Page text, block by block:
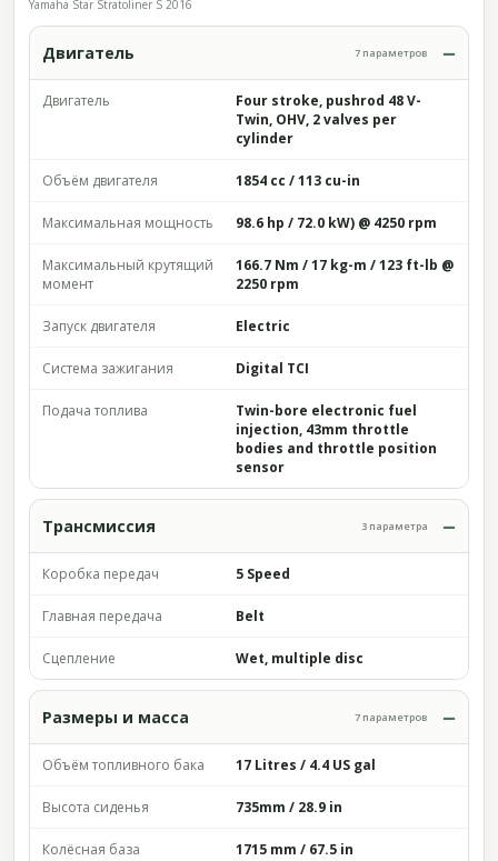
Yamaha Star Stratoliner S 2016
Двигатель 7 параметров
Двигатель
Four stroke, pushrod 48 V-
Twin, OHV, 2 valves per
cylinder
Объём двигателя 1854 cc / 113 cu-in
Максимальная мощность 98.6 hp / 72.0 kW) @ 4250 rpm
Максимальный крутящий
момент
166.7 Nm / 17 kg-m / 123 ft-lb @
2250 rpm
Запуск двигателя Electric
Система зажигания Digital TCI
Подача топлива
Twin-bore electronic fuel
injection, 43mm throttle
bodies and throttle position
sensor
Трансмиссия 3 параметра
Коробка передач 5 Speed
Главная передача Belt
Сцепление Wet, multiple disc
Размеры и масса 7 параметров
Объём топливного бака 17 Litres / 4.4 US gal
Высота сиденья 735mm / 28.9 in
Колёсная база 1715 mm / 67.5 in